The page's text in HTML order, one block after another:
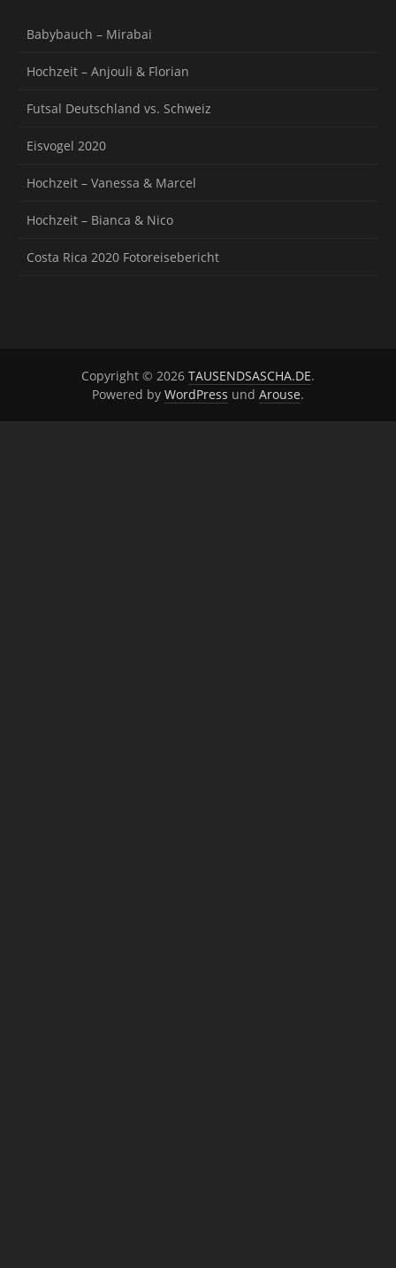
Babybauch – Mirabai
Hochzeit – Anjouli & Florian
Futsal Deutschland vs. Schweiz
Eisvogel 2020
Hochzeit – Vanessa & Marcel
Hochzeit – Bianca & Nico
Costa Rica 2020 Fotoreisebericht
Copyright © 2026 TAUSENDSASCHA.DE.
Powered by WordPress und Arouse.